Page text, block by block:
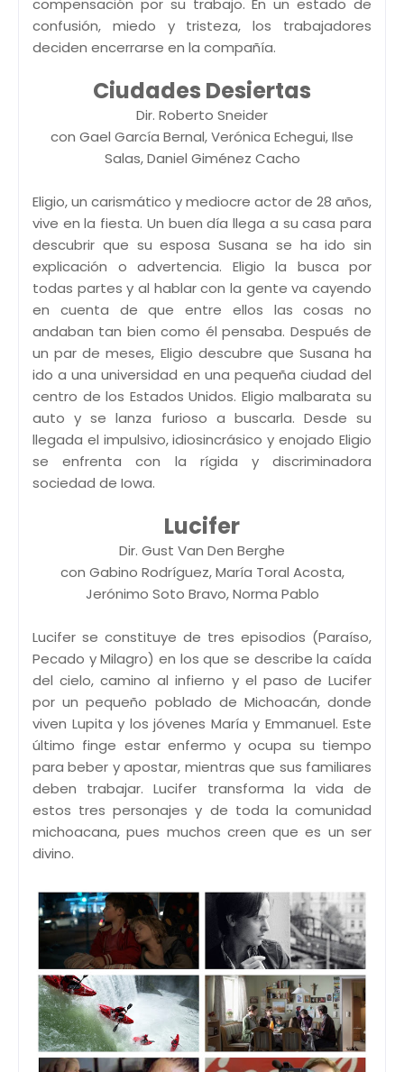
compensación por su trabajo. En un estado de
confusión, miedo y tristeza, los trabajadores
deciden encerrarse en la compañía.
Ciudades Desiertas
Dir. Roberto Sneider
con Gael García Bernal, Verónica Echegui, Ilse
Salas, Daniel Giménez Cacho
Eligio, un carismático y mediocre actor de 28 años,
vive en la fiesta. Un buen día llega a su casa para
descubrir que su esposa Susana se ha ido sin
explicación o advertencia. Eligio la busca por
todas partes y al hablar con la gente va cayendo
en cuenta de que entre ellos las cosas no
andaban tan bien como él pensaba. Después de
un par de meses, Eligio descubre que Susana ha
ido a una universidad en una pequeña ciudad del
centro de los Estados Unidos. Eligio malbarata su
auto y se lanza furioso a buscarla. Desde su
llegada el impulsivo, idiosincrásico y enojado Eligio
se enfrenta con la rígida y discriminadora
sociedad de Iowa.
Lucifer
Dir. Gust Van Den Berghe
con Gabino Rodríguez, María Toral Acosta,
Jerónimo Soto Bravo, Norma Pablo
Lucifer se constituye de tres episodios (Paraíso,
Pecado y Milagro) en los que se describe la caída
del cielo, camino al infierno y el paso de Lucifer
por un pequeño poblado de Michoacán, donde
viven Lupita y los jóvenes María y Emmanuel. Este
último finge estar enfermo y ocupa su tiempo
para beber y apostar, mientras que sus familiares
deben trabajar. Lucifer transforma la vida de
estos tres personajes y de toda la comunidad
michoacana, pues muchos creen que es un ser
divino.